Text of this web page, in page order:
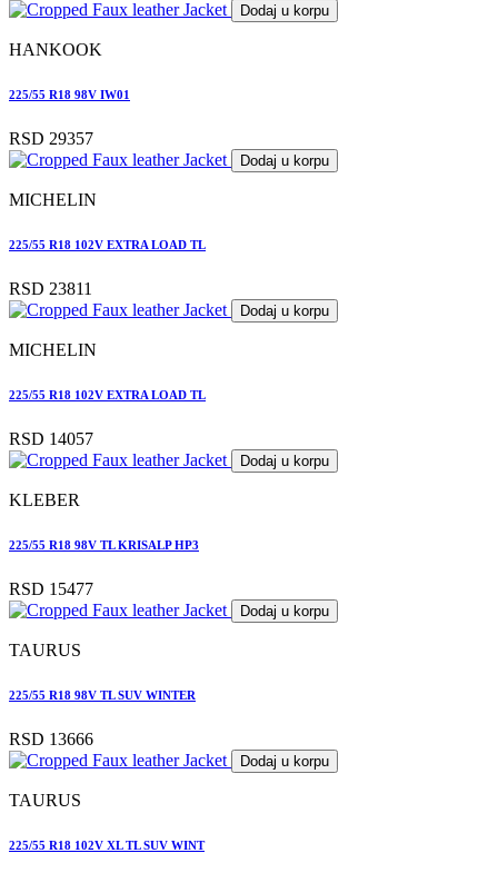
Dodaj u korpu
HANKOOK
225/55 R18 98V IW01
RSD 29357
Dodaj u korpu
MICHELIN
225/55 R18 102V EXTRA LOAD TL
RSD 23811
Dodaj u korpu
MICHELIN
225/55 R18 102V EXTRA LOAD TL
RSD 14057
Dodaj u korpu
KLEBER
225/55 R18 98V TL KRISALP HP3
RSD 15477
Dodaj u korpu
TAURUS
225/55 R18 98V TL SUV WINTER
RSD 13666
Dodaj u korpu
TAURUS
225/55 R18 102V XL TL SUV WINT